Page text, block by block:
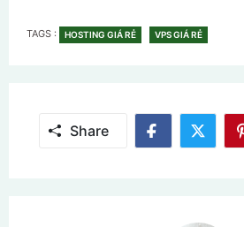
TAGS : TAGS
HOSTING GIÁ RẺ VPS GIÁ RẺ
Share
Share Share